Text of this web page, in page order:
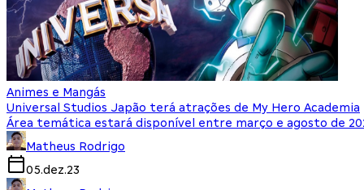
Animes e Mangás
Universal Studios Japão terá atrações de My Hero Academia
Área temática estará disponível entre março e agosto de
Matheus Rodrigo
05.dez.23